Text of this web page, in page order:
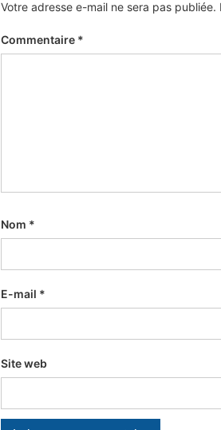
Votre adresse e-mail ne sera pas publiée.
Commentaire *
Nom *
E-mail *
Site web